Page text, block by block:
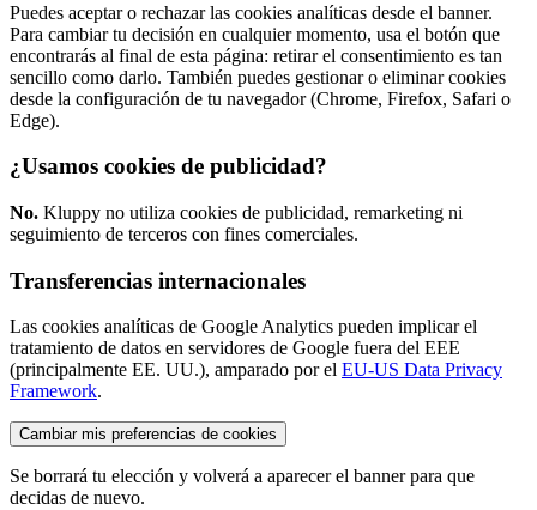
Puedes aceptar o rechazar las cookies analíticas desde el banner.
Para cambiar tu decisión en cualquier momento, usa el botón que
encontrarás al final de esta página: retirar el consentimiento es tan
sencillo como darlo. También puedes gestionar o eliminar cookies
desde la configuración de tu navegador (Chrome, Firefox, Safari o
Edge).
¿Usamos cookies de publicidad?
No. Kluppy no utiliza cookies de publicidad, remarketing ni
seguimiento de terceros con fines comerciales.
Transferencias internacionales
Las cookies analíticas de Google Analytics pueden implicar el
tratamiento de datos en servidores de Google fuera del EEE
(principalmente EE. UU.), amparado por el EU-US Data Privacy
Framework.
Cambiar mis preferencias de cookies
Se borrará tu elección y volverá a aparecer el banner para que
decidas de nuevo.